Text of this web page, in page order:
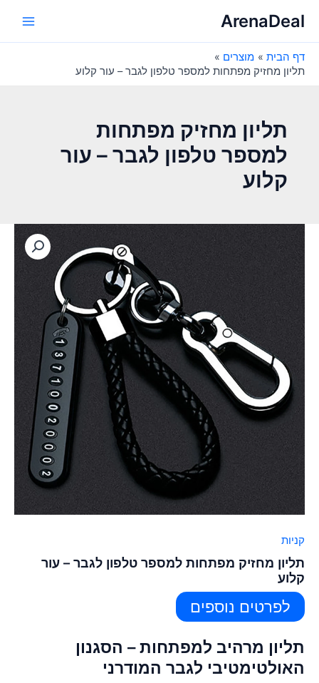
לתוכןArenaDeal
דף הבית
מוצרים
תליון מחזיק מפתחות למספר טלפון לגבר – עור קלוע
תליון מחזיק מפתחות
למספר טלפון לגבר – עור
קלוע
קניות
תליון מחזיק מפתחות למספר טלפון לגבר – עור
קלוע
לפרטים נוספים
תליון מרהיב למפתחות – הסגנון
האולטימטיבי לגבר המודרני